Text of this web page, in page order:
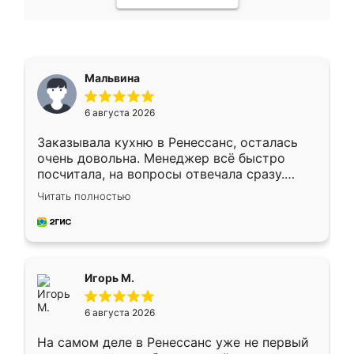
Мальвина
6 августа 2026
Заказывала кухню в Ренессанс, осталась
очень довольна. Менеджер всё быстро
посчитала, на вопросы отвечала сразу.
Замерщик приехал в субботу, подошёл к
делу со всей ответственностью. Собрали
за день, ребята работали аккуратно, даже
Читать полностью
Игорь М.
6 августа 2026
На самом деле в Ренессанс уже не первый